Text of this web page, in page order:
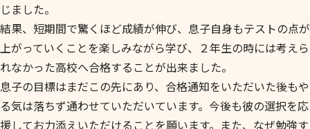
じました。
結果、短期間で驚くほど成績が伸び、息子自身もテストの点が
上がっていくことを楽しみながら学び、２年生の時には考えら
れなかった高校へ合格することが出来ました。
息子の目標はまだこの先にあり、合格通知をいただいた後もや
る気は落ちず通わせていただいています。今後も彼の選択を応
援してお力添えいただけることを願います。また、なぜ勉強す